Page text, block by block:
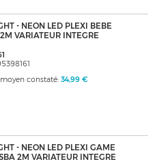
- NEON LED PLEXI BEBE
VARIATEUR INTEGRE
constaté: 34,99 €
- NEON LED PLEXI GAME
2M VARIATEUR INTEGRE